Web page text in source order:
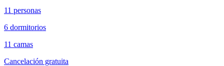
11 personas
6 dormitorios
11 camas
Cancelación gratuita